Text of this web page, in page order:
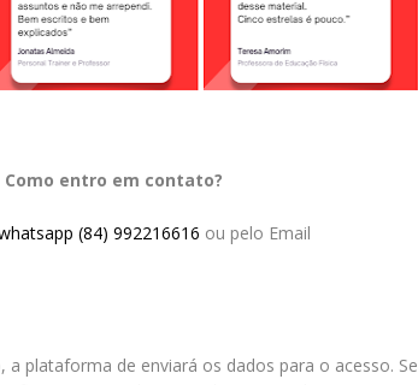
entro em contato?
(84) 992216616 ou pelo Email
plataforma de enviará os dados para o acesso. Se